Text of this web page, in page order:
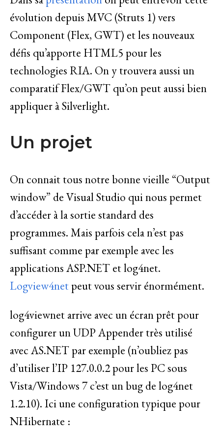
évolution depuis MVC (Struts 1) vers
Component (Flex, GWT) et les nouveaux
défis qu’apporte HTML5 pour les
technologies RIA. On y trouvera aussi un
comparatif Flex/GWT qu’on peut aussi bien
appliquer à Silverlight.
Un projet
On connait tous notre bonne vieille “Output
window” de Visual Studio qui nous permet
d’accéder à la sortie standard des
programmes. Mais parfois cela n’est pas
suffisant comme par exemple avec les
applications ASP.NET et log4net.
Logview4net peut vous servir énormément.
log4viewnet arrive avec un écran prêt pour
configurer un UDP Appender très utilisé
avec AS.NET par exemple (n’oubliez pas
d’utiliser l’IP 127.0.0.2 pour les PC sous
Vista/Windows 7 c’est un bug de log4net
1.2.10). Ici une configuration typique pour
NHibernate :